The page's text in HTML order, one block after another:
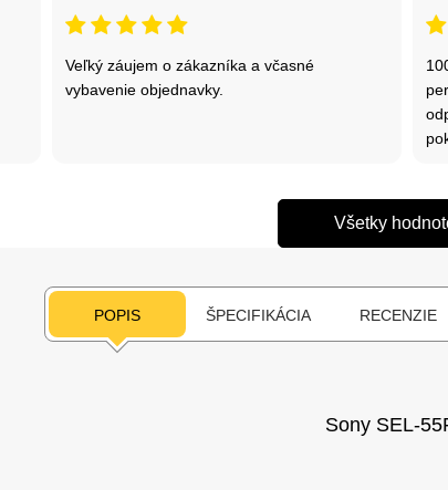
Veľký záujem o zákazníka a včasné
vybavenie objednavky.
Všetky
POPIS ŠPECIFIKÁCIA RECENZIE
Sony SEL-